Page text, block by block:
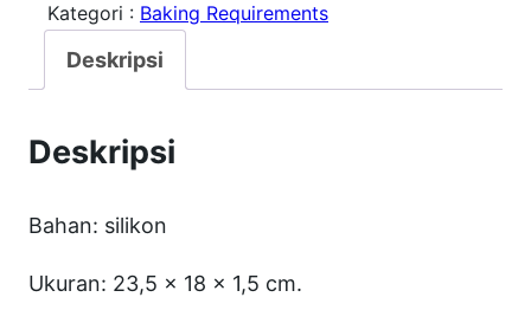
t
i
i
c
Kategori : Baking Requirements
Deskripsi
Deskripsi
Bahan: silikon
Ukuran: 23,5 x 18 x 1,5 cm.